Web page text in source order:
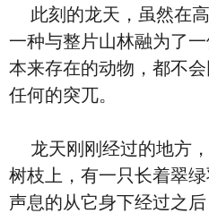
此刻的龙天，虽然在
一种与整片山林融为了
本来存在的动物，都不
任何的突兀。
龙天刚刚经过的地方
树枝上，有一只长着翠
声息的从它身下经过之